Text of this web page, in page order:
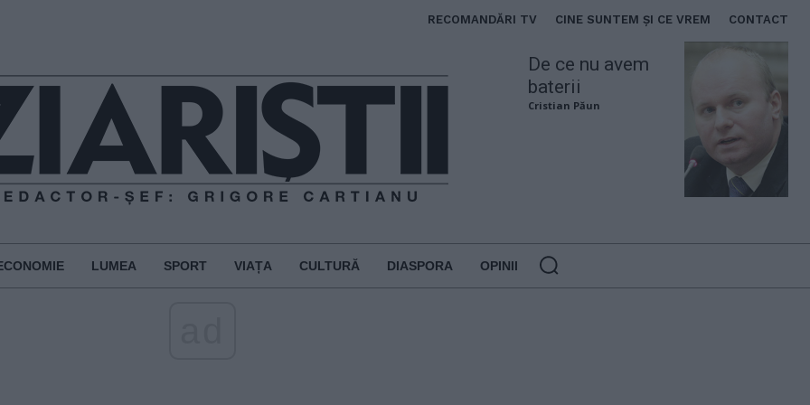
RECOMANDĂRI TV CINE SUNTEM ȘI CE VREM CONTACT
De ce nu avem
baterii
Cristian Păun
LUMEA SPORT VIAȚA CULTURĂ DIASPORA OPINII